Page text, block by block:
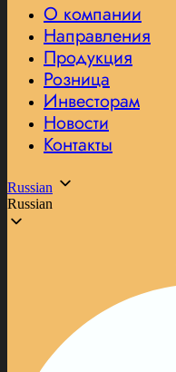
О компании
Направления
Продукция
Розница
Инвесторам
Новости
Контакты
Russian
Russian